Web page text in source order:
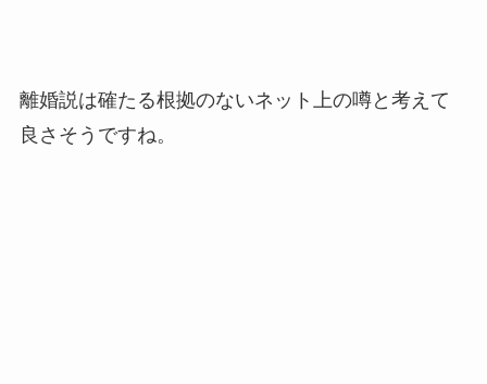
離婚説は確たる根拠のないネット上の噂と考えて
良さそうですね。